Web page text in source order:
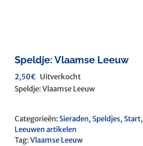
Speldje: Vlaamse Leeuw
2,50€ Uitverkocht
Speldje: Vlaamse Leeuw
Categorieën: Sieraden, Speldjes, Start,
Leeuwen artikelen
Tag:Vlaamse Leeuw